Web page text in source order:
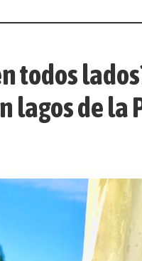
todos
lagos de la